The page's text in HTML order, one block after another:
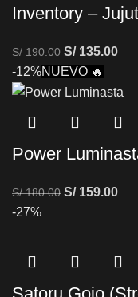
Inventory –
S/190.00 S/135.00
-12%NUEVO 🔥
Power
S/180.00 S/159.00
-27%